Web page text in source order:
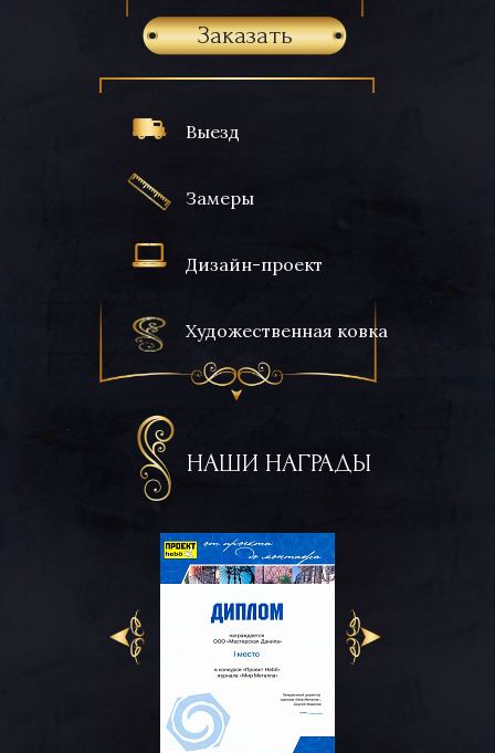
Выезд
Замеры
Дизайн-проект
Художественная ковка
НАШИ НАГРАДЫ
Заказать